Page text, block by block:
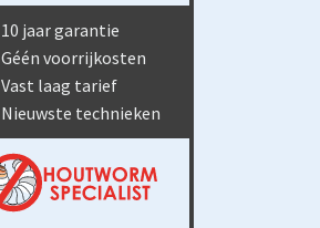
10 jaar garantie
Géén voorrijkosten
Vast laag tarief
Nieuwste technieken